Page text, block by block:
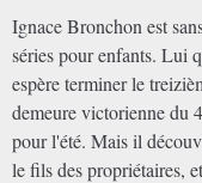
Ignace Bronchon est
séries pour enfants. Lui
espère terminer le
demeure victorienne du
pour l'été. Mais il
le fils des propriétaires,